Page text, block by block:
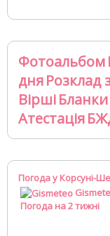
Фотоальбом
дняРозклад
ВіршіБланки
Атестація
Погода у Корсуні-
Погода на 2 тижні